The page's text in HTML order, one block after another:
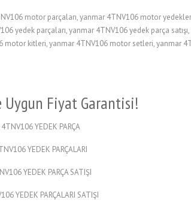
motor parçaları, yanmar 4TNV106 motor
yedek parçaları, yanmar 4TNV106 yedek parça
kitleri, yanmar 4TNV106 motor setleri, yanmar
Fiyat Garantisi!
YEDEK PARÇA
YEDEK PARÇALARI
YEDEK PARÇA SATIŞI
YEDEK PARÇALARI SATIŞI